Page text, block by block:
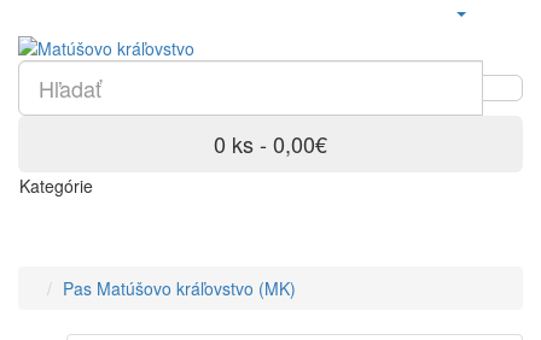
0 ks - 0,00€
Kategórie
Pas Matúšovo kráľovstvo (MK)